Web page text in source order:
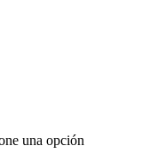
una opción